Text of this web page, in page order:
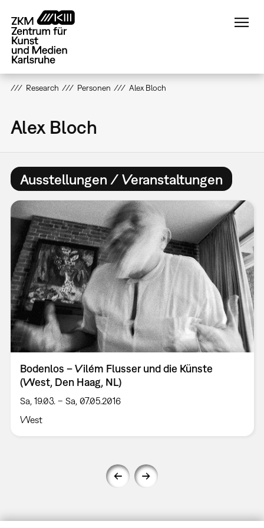
zum
Inhalt
Research Personen Alex Bloch
Alex Bloch
Ausstellungen / Veranstaltungen
Bodenlos – Vilém Flusser und die Künste
(West, Den Haag, NL)
Sa, 19.03. – Sa, 07.05.2016
West